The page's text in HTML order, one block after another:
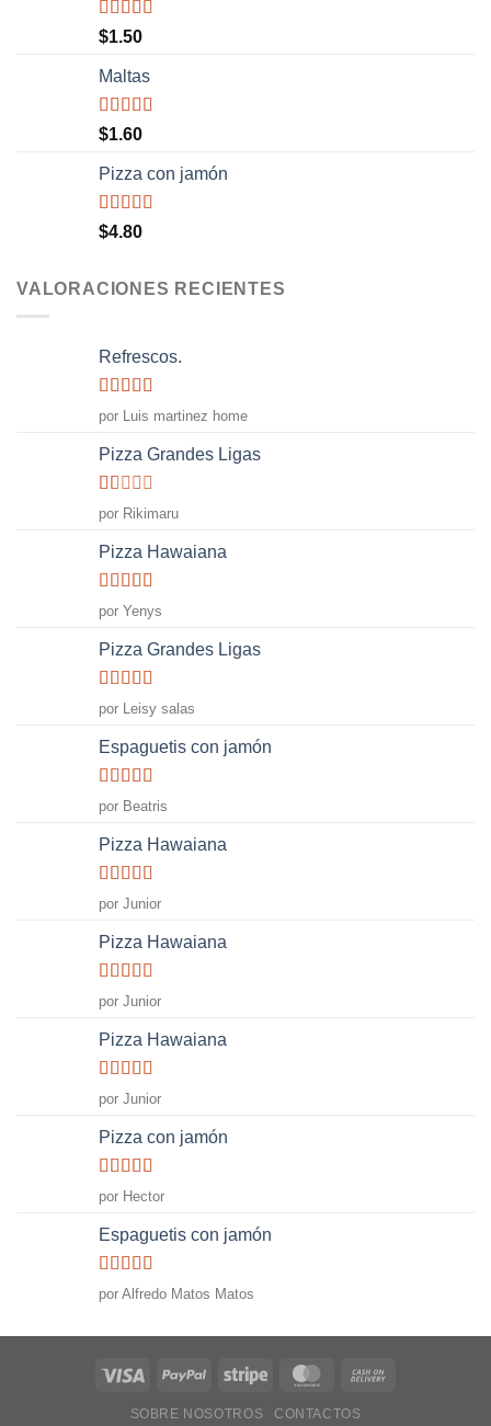
Valorado
con
5
$1.50
Maltas
Valorado
con
5
$1.60
Pizza con jamón
Valorado
con
$4.80
VALORACIONES RECIENTES
Refrescos.
Valorado
con
por Luis martinez home
Pizza Grandes Ligas
Valorado
con
1
de
5
por Rikimaru
Pizza Hawaiana
Valorado
con
de 5
por Yenys
Pizza Grandes Ligas
Valorado
con
de
5
por Leisy salas
Espaguetis con jamón
Valorado
con
por Beatris
Pizza Hawaiana
Valorado
con
por Junior
Pizza Hawaiana
Valorado
con
por Junior
Pizza Hawaiana
Valorado
con
por Junior
Pizza con jamón
Valorado
con
por Hector
Espaguetis con jamón
Valorado
con
por Alfredo Matos Matos
SOBRE NOSOTROS CONTACTOS